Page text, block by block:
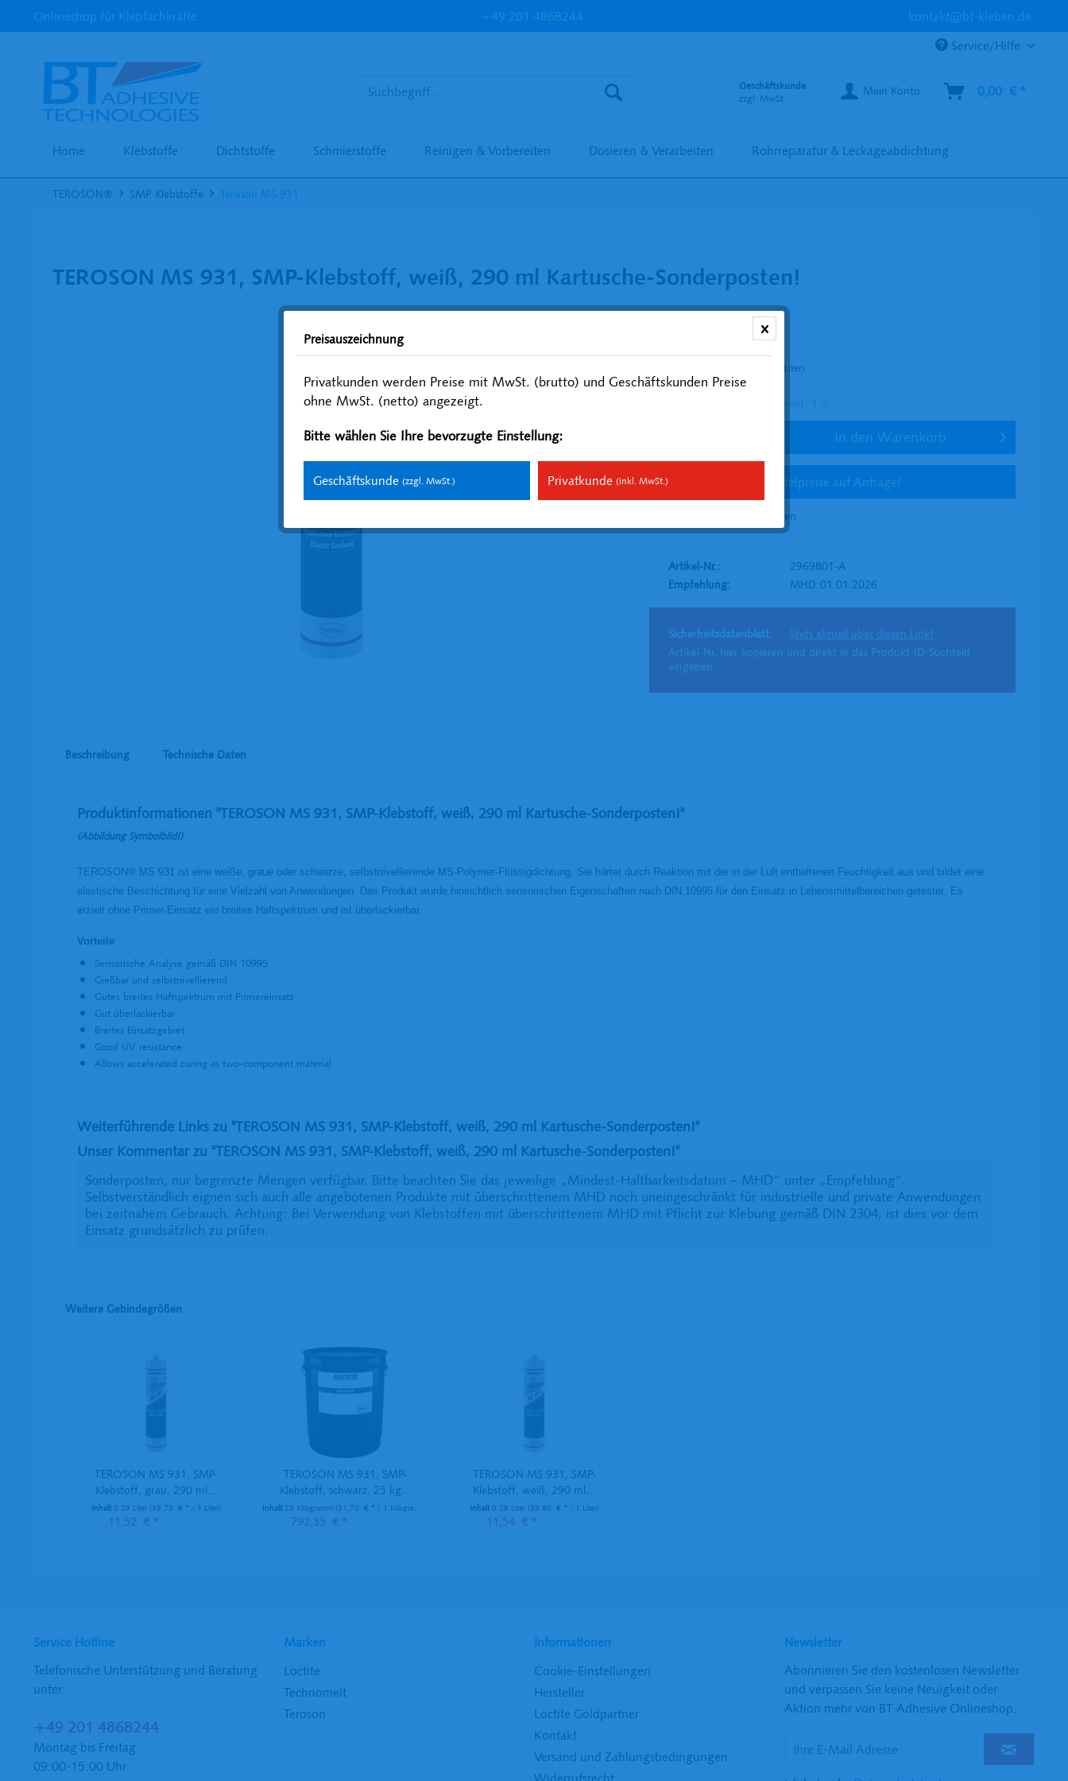
Onlineshop für Klebfachkräfte +49 201 4868244
kontakt@bt-kleben.de
Service/Hilfe
Geschäftskunde
zzgl. MwSt.
Mein Konto 0,00 € *
Home Klebstoffe Dichtstoffe Schmierstoffe Reinigen & Vorbereiten Dosieren & Verarbeiten Rohrreparatur & Leckageabdichtung
TEROSON® SMP Klebstoffe Teroson MS 931
TEROSON MS 931, SMP-Klebstoff, weiß, 290 ml Kartusche-Sonderposten!
0.29 Liter (22,11 € * / 1 Liter)
zzgl. MwSt.zzgl. Versandkosten
Versandfertig (in Werktagen): 1-3
In den Warenkorb
Staffelpreise auf Anfrage!
Merken
Artikel-Nr.:
2969801-A
Empfehlung:
MHD:01.01.2026
Sicherheitsdatenblatt:
Stets aktuell über diesen Link!
Artikel-Nr. hier kopieren und direkt in das Produkt-ID-Suchfeld
eingeben.
Beschreibung Technische Daten
Produktinformationen "TEROSON MS 931, SMP-Klebstoff, weiß, 290 ml Kartusche-Sonderposten!"
(Abbildung Symbolbild!)
TEROSON® MS 931 ist eine weiße, graue oder schwarze, selbstnivellierende MS-Polymer-Flüssigdichtung. Sie härtet durch Reaktion mit der in der Luft enthaltenen Feuchtigkeit aus und bildet eine
elastische Beschichtung für eine Vielzahl von Anwendungen. Das Produkt wurde hinsichtlich sensorischen Eigenschaften nach DIN 10995 für den Einsatz in Lebensmittelbereichen getestet. Es
erzielt ohne Primer-Einsatz ein breites Haftspektrum und ist überlackierbar.
Vorteile
Sensorische Analyse gemäß DIN 10995
Gießbar und selbstnivellierend
Gutes breites Haftspektrum mit Primereinsatz
Gut überlackierbar
Breites Einsatzgebiet
Good UV resistance
Allows accelerated curing as two-component material
Weiterführende Links zu "TEROSON MS 931, SMP-Klebstoff, weiß, 290 ml Kartusche-Sonderposten!"
Unser Kommentar zu "TEROSON MS 931, SMP-Klebstoff, weiß, 290 ml Kartusche-Sonderposten!"
Sonderposten, nur begrenzte Mengen verfügbar. Bitte beachten Sie das jeweilige „Mindest-Haltbarkeitsdatum – MHD“ unter „Empfehlung“.
Selbstverständlich eignen sich auch alle angebotenen Produkte mit überschrittenem MHD noch uneingeschränkt für industrielle und private Anwendungen
bei zeitnahem Gebrauch. Achtung: Bei Verwendung von Klebstoffen mit überschrittenem MHD mit Pflicht zur Klebung gemäß DIN 2304, ist dies vor dem
Einsatz grundsätzlich zu prüfen.
Weitere Gebindegrößen
TEROSON MS 931, SMP-
Klebstoff, grau, 290 ml...
Inhalt0.29 Liter (39,73 € * / 1 Liter)
11,52 € *
TEROSON MS 931, SMP-
Klebstoff, schwarz, 25 kg...
Inhalt 25 Kilogramm (31,70 € * / 1 Kilogramm)
792,35 € *
TEROSON MS 931, SMP-
Klebstoff, weiß, 290 ml...
Inhalt0.29 Liter (39,80 € * / 1 Liter)
11,54 € *
Service Hotline
Telefonische Unterstützung und Beratung
unter:
+49 201 4868244
Montag bis Freitag
09:00-15:00 Uhr
Marken
Loctite
Technomelt
Teroson
Informationen
Cookie-Einstellungen
Hersteller
Loctite Goldpartner
Kontakt
Versand und Zahlungsbedingungen
Widerrufsrecht
Newsletter
Abonnieren Sie den kostenlosen Newsletter
und verpassen Sie keine Neuigkeit oder
Aktion mehr von BT Adhesive Onlineshop.
Preisauszeichnung
Privatkunden werden Preise mit MwSt. (brutto) und Geschäftskunden Preise
ohne MwSt. (netto) angezeigt.
Bitte wählen Sie Ihre bevorzugte Einstellung:
Geschäftskunde (zzgl. MwSt.) Privatkunde (inkl. MwSt.)